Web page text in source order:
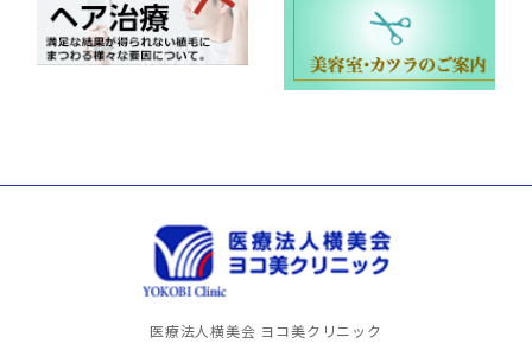
医療法人横美会 ヨコ美クリニック